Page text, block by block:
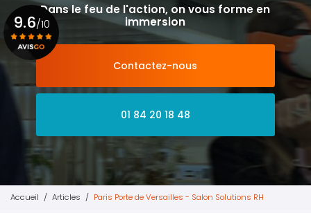
Dans le feu de l'action, on vous forme en
immersion
Contactez-nous
01 84 20 18 48
9.6/10
Voir le certificat
Accueil Articles Paris Porte de Versailles - Salon Solutions RH